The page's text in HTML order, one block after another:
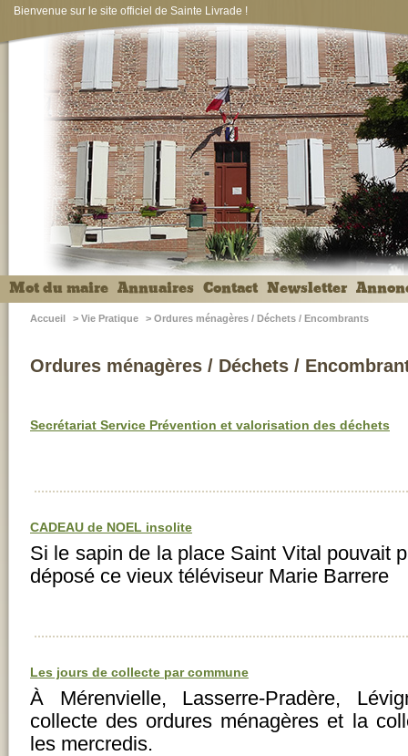
Bienvenue sur le site officiel de Sainte Livrade !
Mot du maire Annuaires Contact Newsletter
Accueil > Vie Pratique > Ordures ménagères / Déchets / Encombrants
Ordures ménagères / Déchets /
Secrétariat Service Prévention et valorisation des déchets
CADEAU de NOEL insolite
Si le sapin de la place Saint Vital pouvait
déposé ce vieux téléviseur Marie
Les jours de collecte par commune
À Mérenvielle, Lasserre-Pradère,
collecte des ordures ménagères et la
les mercredis.